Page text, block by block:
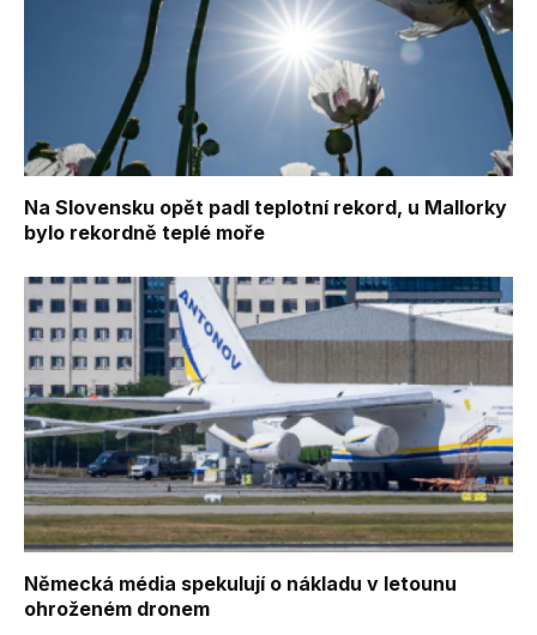
Na Slovensku opět padl teplotní rekord, u Mallorky
bylo rekordně teplé moře
Německá média spekulují o nákladu v letounu
ohroženém dronem